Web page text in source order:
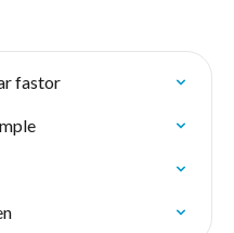
fastor